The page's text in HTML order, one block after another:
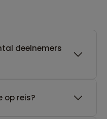
deelnemers
op reis?